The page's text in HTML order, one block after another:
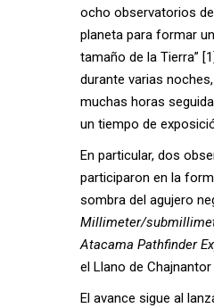
ocho observatorios
planeta para formar
tamaño de la Tierra”
durante varias
muchas horas
un tiempo de
En particular, dos
participaron en la
sombra del agujero
Millimeter/
Atacama Pathfinder
el Llano de
El avance sigue al